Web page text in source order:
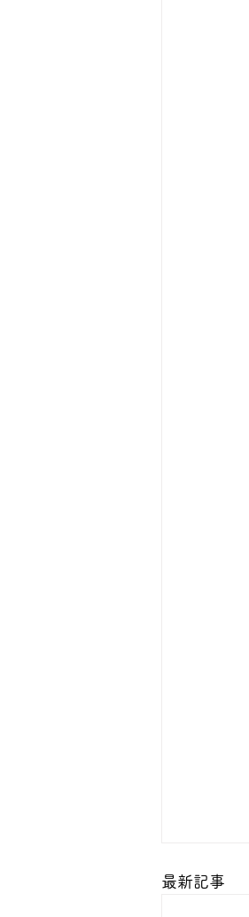
最新記事